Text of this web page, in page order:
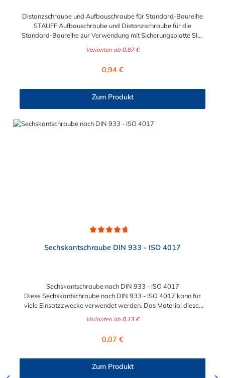
Distanzschraube und Aufbauschraube für Standard-Baureihe
STAUFF Aufbauschraube und Distanzschraube für die
Standard-Baureihe zur Verwendung mit Sicherungsplatte SIG.
Distanzschraube ist zwischen verzinkten Stahl und Edelstahl
Varianten ab 0,87 €
Regulärer Preis:
0,94 €
Zum Produkt
Sechskantschraube DIN 933 - ISO 4017
Sechskantschraube nach DIN 933 - ISO 4017
Diese Sechskantschraube nach DIN 933 - ISO 4017 kann für
viele Einsatzzwecke verwendet werden. Das Material dieser
wählbar. Die Gewindegröße und Stärke
zwischen den Größen M6 x 20 mm bis maximal M24 x 80 mm
Varianten ab 0,13 €
Regulärer Preis:
0,07 €
Zum Produkt